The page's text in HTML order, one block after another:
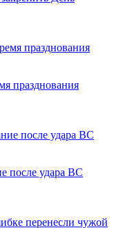
празднования
после удара ВС